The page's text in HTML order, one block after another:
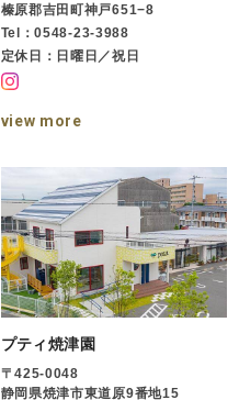
榛原郡吉田町神戸651−8
Tel：0548-23-3988
定休日：日曜日／祝日
view more
プティ焼津園
〒425-0048
静岡県焼津市東道原9番地15